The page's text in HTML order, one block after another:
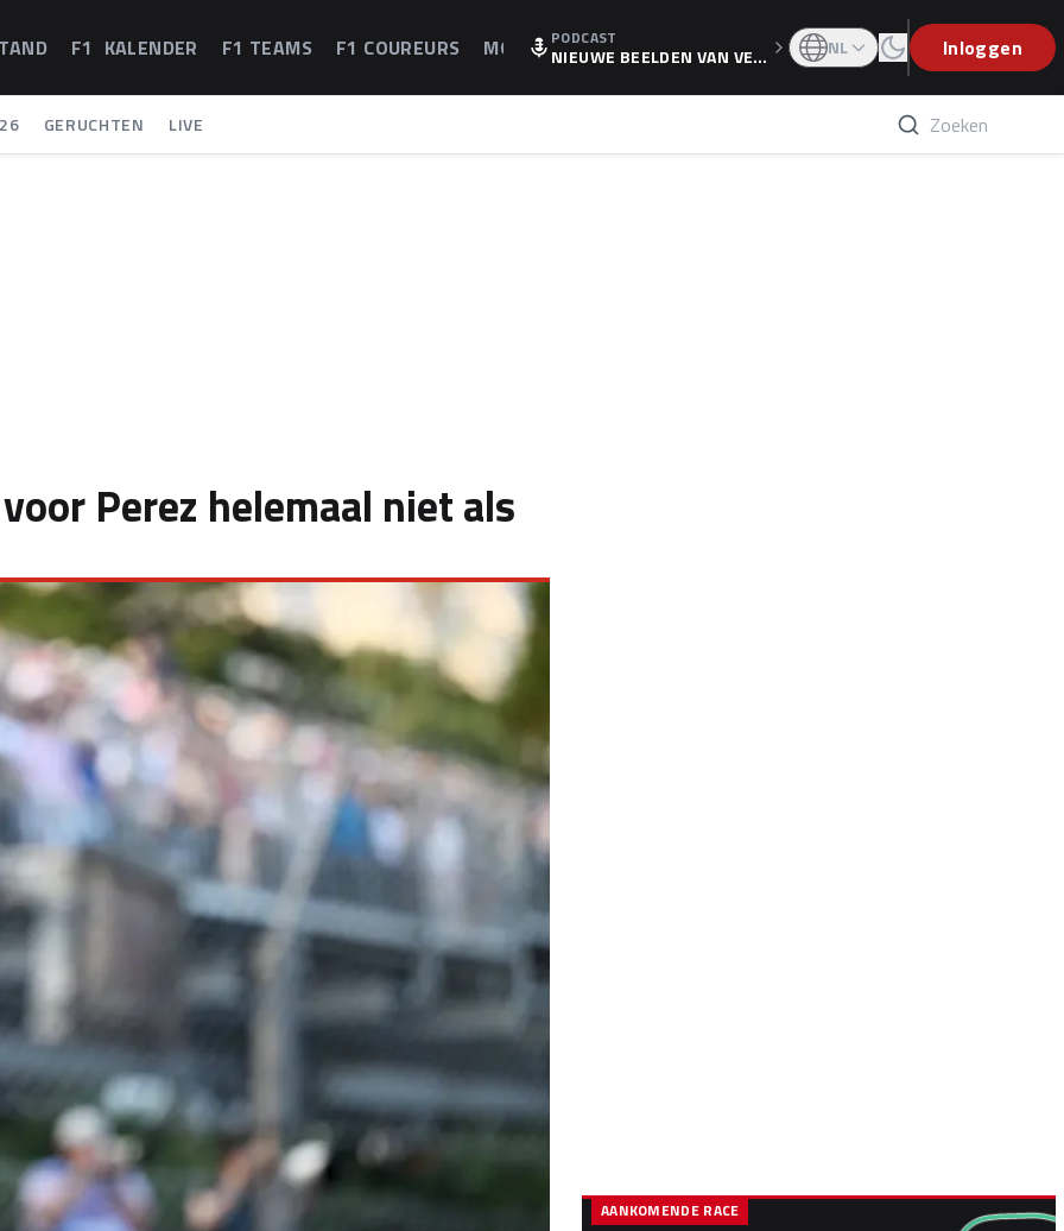
F1 KALENDER F1 TEAMS F1 COUREURS MOTOGPPODCAST
NIEUWE BEELDEN VAN VER
WEET IS ER NU GETEKEND'
NL Inloggen
GERUCHTEN LIVE
Perez helemaal niet als
AANKOMENDE RACE